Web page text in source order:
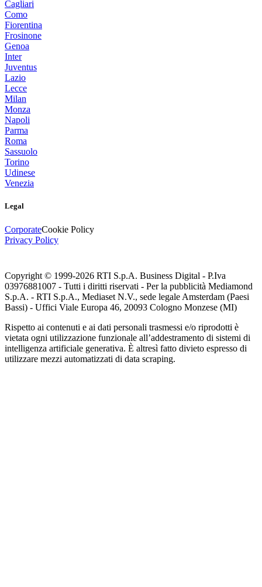
Cagliari
Como
Fiorentina
Frosinone
Genoa
Inter
Juventus
Lazio
Lecce
Milan
Monza
Napoli
Parma
Roma
Sassuolo
Torino
Udinese
Venezia
Legal
CorporateCookie Policy
Privacy Policy
Copyright © 1999-2026 RTI S.p.A. Business Digital - P.Iva
03976881007 - Tutti i diritti riservati - Per la pubblicità Mediamond
S.p.A. - RTI S.p.A., Mediaset N.V., sede legale Amsterdam (Paesi
Bassi) - Uffici Viale Europa 46, 20093 Cologno Monzese (MI)
Rispetto ai contenuti e ai dati personali trasmessi e/o riprodotti è
vietata ogni utilizzazione funzionale all’addestramento di sistemi di
intelligenza artificiale generativa. È altresì fatto divieto espresso di
utilizzare mezzi automatizzati di data scraping.